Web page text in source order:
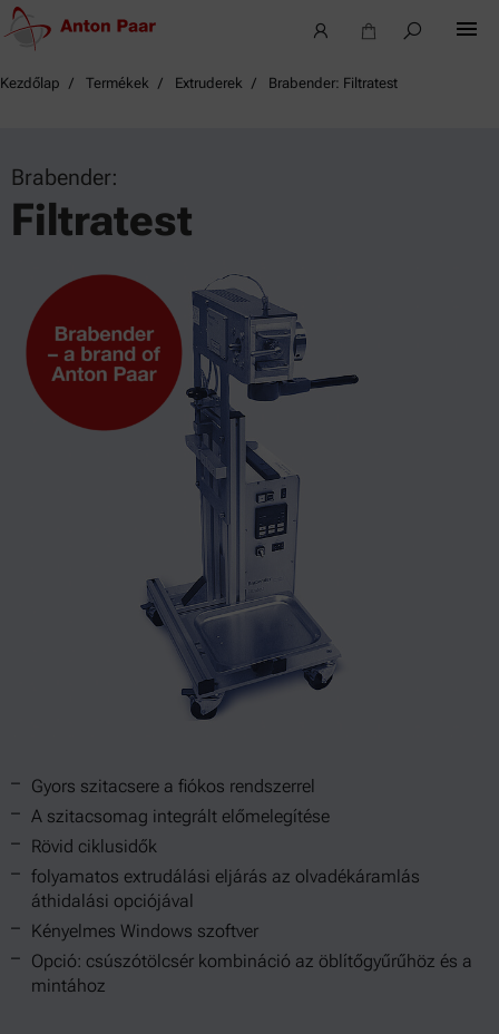
Kezdőlap Termékek Extruderek Brabender: Filtratest
Brabender:
Filtratest
Gyors szitacsere a fiókos rendszerrel
A szitacsomag integrált előmelegítése
Rövid ciklusidők
folyamatos extrudálási eljárás az olvadékáramlás
áthidalási opciójával
Kényelmes Windows szoftver
Opció: csúszótölcsér kombináció az öblítőgyűrűhöz és a
mintához